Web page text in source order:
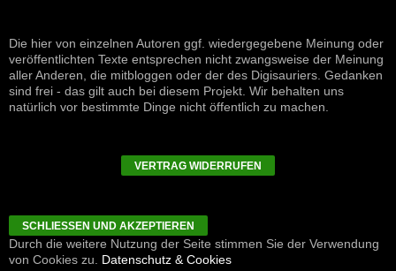
Die hier von einzelnen Autoren ggf. wiedergegebene Meinung oder
veröffentlichten Texte entsprechen nicht zwangsweise der Meinung
aller Anderen, die mitbloggen oder der des Digisauriers. Gedanken
sind frei - das gilt auch bei diesem Projekt. Wir behalten uns
natürlich vor bestimmte Dinge nicht öffentlich zu machen.
VERTRAG WIDERRUFEN
Durch die weitere Nutzung der Seite stimmen Sie der Verwendung
von Cookies zu. Datenschutz & Cookies